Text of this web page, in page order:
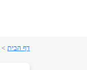
דף הבית >